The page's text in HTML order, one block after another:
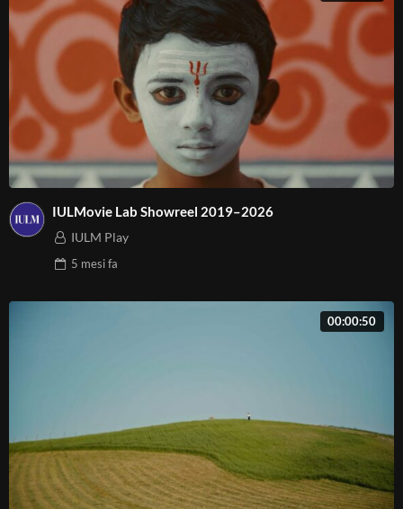
IULMovie Lab Showreel 2019–2026
IULM Play
5 mesifa
00:00:50